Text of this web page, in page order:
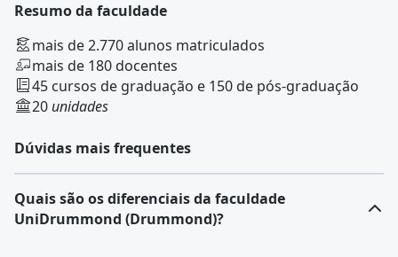
Resumo da faculdade
mais de 2.770 alunos matriculados
mais de 180 docentes
45 cursos de graduação e 150 de pós-graduação
20 unidades
Dúvidas mais frequentes
Quais são os diferenciais da faculdade
UniDrummond (Drummond)?